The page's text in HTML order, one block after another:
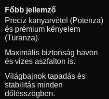
Főbb jellemző
Precíz kanyarvétel (Potenza)
és prémium kényelem
(Turanza).
Maximális biztonság havon
és vizes aszfalton is.
Világbajnok tapadás és
stabilitás minden
dőlésszögben.